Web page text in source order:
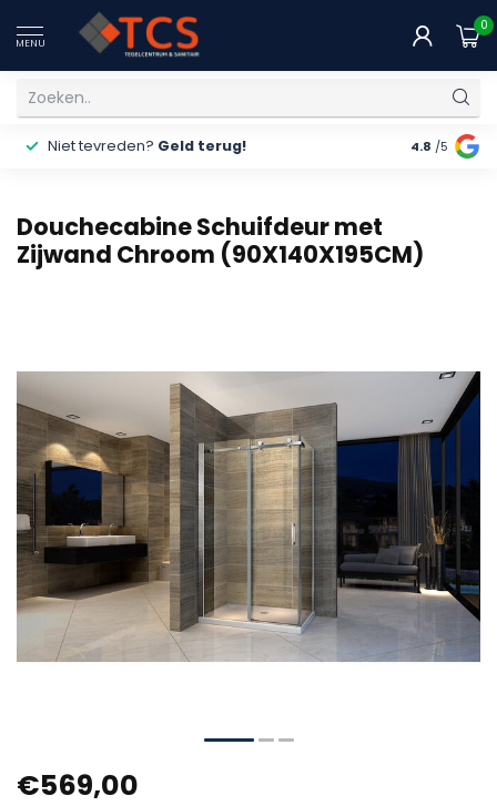
MENU
0
Niet tevreden? Geld terug! Gratis
4.8 /5
Douchecabine Schuifdeur met
Zijwand Chroom (90X140X195CM)
€569,00